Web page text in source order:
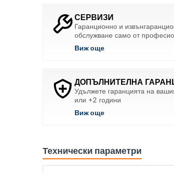
СЕРВИЗИ
Гаранционно и
обслужване само от
Виж още
ДОПЪЛНИТЕЛНА
Удължете гаранцията на
или +2 години
Виж още
Технически параметри